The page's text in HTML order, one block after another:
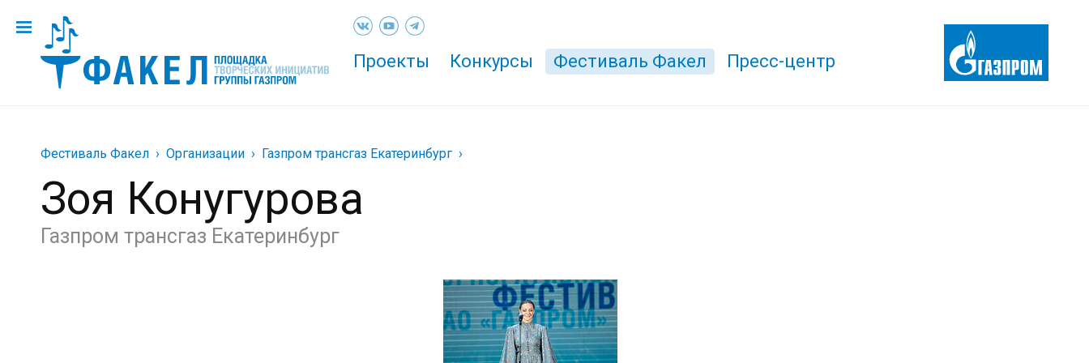
Проекты Конкурсы Фестиваль Факел Пресс-центр
Фестиваль Факел Организации Газпром трансгаз Екатеринбург
Зоя Конугурова
Газпром трансгаз Екатеринбург